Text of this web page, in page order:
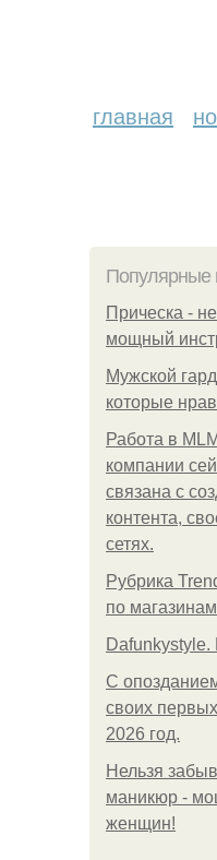
главная
Популярные
Прическа -
мощный
Мужской
которые
Работа в
компании
связана с
контента,
сетях.
Рубрика
по
Dafunkystyle.
С
своих
2026 год.
Нельзя
маникюр -
женщин!